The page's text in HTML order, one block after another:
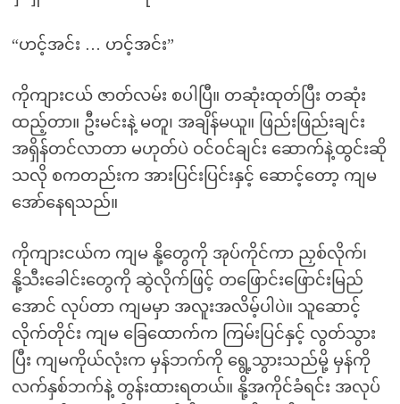
“ဟင့်အင်း … ဟင့်အင်း”
ကိုကျားငယ် ဇာတ်လမ်း စပါပြီ။ တဆုံးထုတ်ပြီး တဆုံး
ထည့်တာ။ ဦးမင်းနဲ့ မတူ၊ အချိန်မယူ။ ဖြည်းဖြည်းချင်း
အရှိန်တင်လာတာ မဟုတ်ပဲ ဝင်ဝင်ချင်း ဆောက်နဲ့ထွင်းဆို
သလို စကတည်းက အားပြင်းပြင်းနှင့် ဆောင့်တော့ ကျမ
အော်နေရသည်။
ကိုကျားငယ်က ကျမ နို့တွေကို အုပ်ကိုင်ကာ ညှစ်လိုက်၊
နို့သီးခေါင်းတွေကို ဆွဲလိုက်ဖြင့် တဖြောင်းဖြောင်းမြည်
အောင် လုပ်တာ ကျမမှာ အလူးအလိမ့်ပါပဲ။ သူဆောင့်
လိုက်တိုင်း ကျမ ခြေထောက်က ကြမ်းပြင်နှင့် လွတ်သွား
ပြီး ကျမကိုယ်လုံးက မှန်ဘက်ကို ရွေ့သွားသည်မို့ မှန်ကို
လက်နှစ်ဘက်နဲ့ တွန်းထားရတယ်။ နို့အကိုင်ခံရင်း အလုပ်